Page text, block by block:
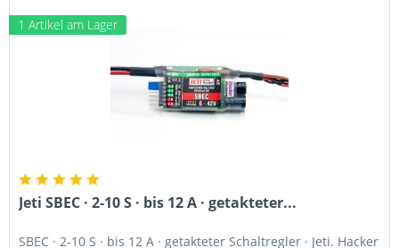
1 Artikel am Lager
Jeti SBEC · 2-10 S · bis 12 A · getakteter...
SBEC · 2-10 S · bis 12 A · getakteter Schaltregler · Jeti. Hacker